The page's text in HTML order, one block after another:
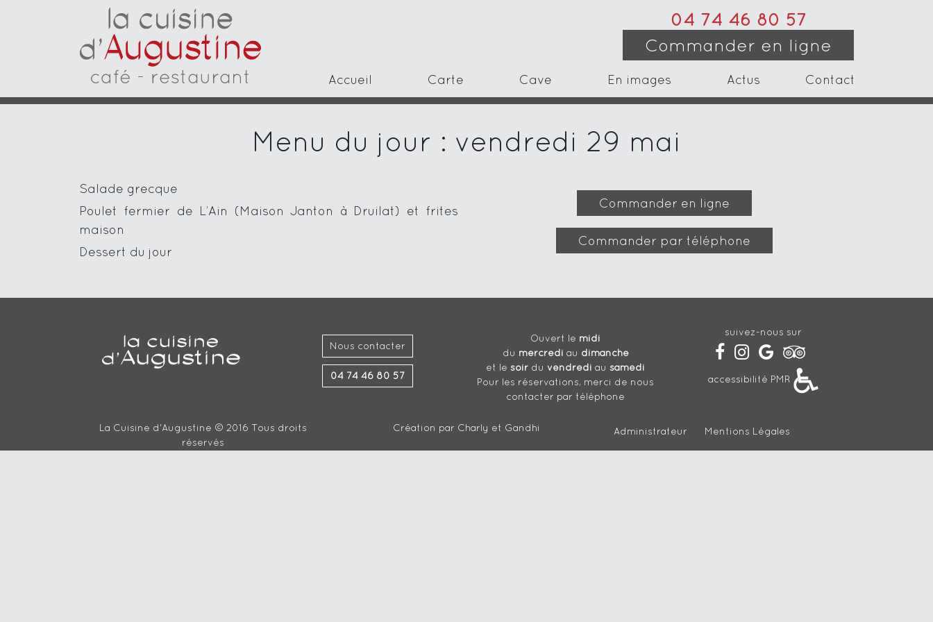
04 74 46 80 57
Commander en ligne
Accueil Carte Cave En images Actus Contact
Menu du jour : vendredi 29 mai
Salade grecque
Poulet fermier de L’Ain (Maison Janton à Druilat) et frites
maison
Dessert du jour
Commander en ligne
Commander par téléphone
Nous contacter
04 74 46 80 57
Ouvert le midi
du mercredi au dimanche
et le soir du vendredi au samedi
Pour les réservations, merci de nous
contacter par téléphone
suivez-nous sur
accessibilité PMR
La Cuisine d'Augustine © 2016 Tous droits
réservés
Création par Charly et Gandhi Administrateur Mentions Légales